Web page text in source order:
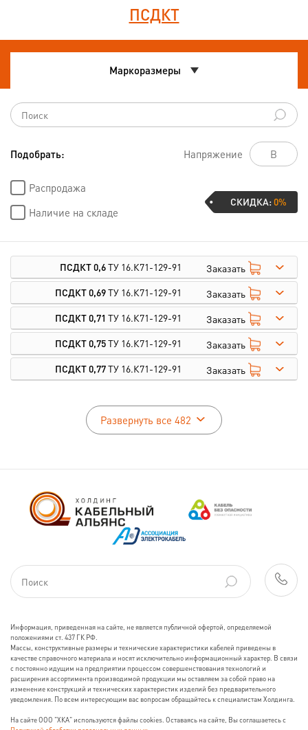
ПСДКТ
Маркоразмеры
Подобрать: Напряжение
Распродажа
Наличие на складе
СКИДКА:0%
ПСДКТ 0,6ТУ 16.К71-129-91
Заказать
ПСДКТ 0,69ТУ 16.К71-129-91
Заказать
ПСДКТ 0,71 ТУ 16.К71-129-91
Заказать
ПСДКТ 0,75ТУ 16.К71-129-91
Заказать
ПСДКТ 0,77ТУ 16.К71-129-91 Заказать
Развернуть все 482
Информация, приведенная на сайте, не является публичной офертой, определяемой
положениями ст. 437 ГК РФ.
Массы, конструктивные размеры и технические характеристики кабелей приведены в
качестве справочного материала и носят исключительно информационный характер. В связи
с постоянно идущим на предприятии процессом совершенствования технологий и
расширения ассортимента производимой продукции мы оставляем за собой право на
изменение конструкций и технических характеристик изделий без предварительного
уведомления. По всем интересующим вас вопросам обращайтесь к специалистам Холдинга.
На сайте ООО "ХКА" используются файлы cookies. Оставаясь на сайте, Вы соглашаетесь с